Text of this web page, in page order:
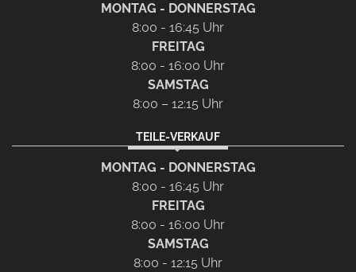
MONTAG - DONNERSTAG
8:00 - 16:45 Uhr
FREITAG
8:00 - 16:00 Uhr
SAMSTAG
8:00 – 12:15 Uhr
TEILE-VERKAUF
MONTAG - DONNERSTAG
8:00 - 16:45 Uhr
FREITAG
8:00 - 16:00 Uhr
SAMSTAG
8:00 - 12:15 Uhr